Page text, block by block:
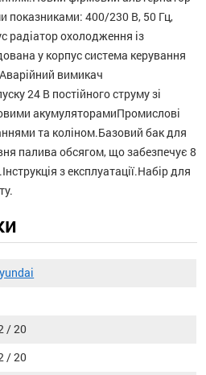
показниками: 400/230 В, 50 Гц,
радіатор охолодження із
у корпус система керування
вимикач
24 В постійного струму зі
акумуляторамиПромислові
та коліном.Базовий бак для
палива обсягом, що забезпечує 8
з експлуатації.Набір для
/ 20
/ 20